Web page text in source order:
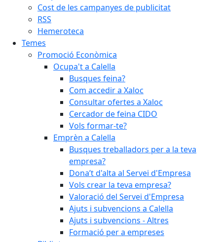
Cost de les campanyes de publicitat
RSS
Hemeroteca
Temes
Promoció Econòmica
Ocupa't a Calella
Busques feina?
Com accedir a Xaloc
Consultar ofertes a Xaloc
Cercador de feina CIDO
Vols formar-te?
Emprèn a Calella
Busques treballadors per a la teva
empresa?
Dona’t d'alta al Servei d'Empresa
Vols crear la teva empresa?
Valoració del Servei d'Empresa
Ajuts i subvencions a Calella
Ajuts i subvencions - Altres
Formació per a empreses